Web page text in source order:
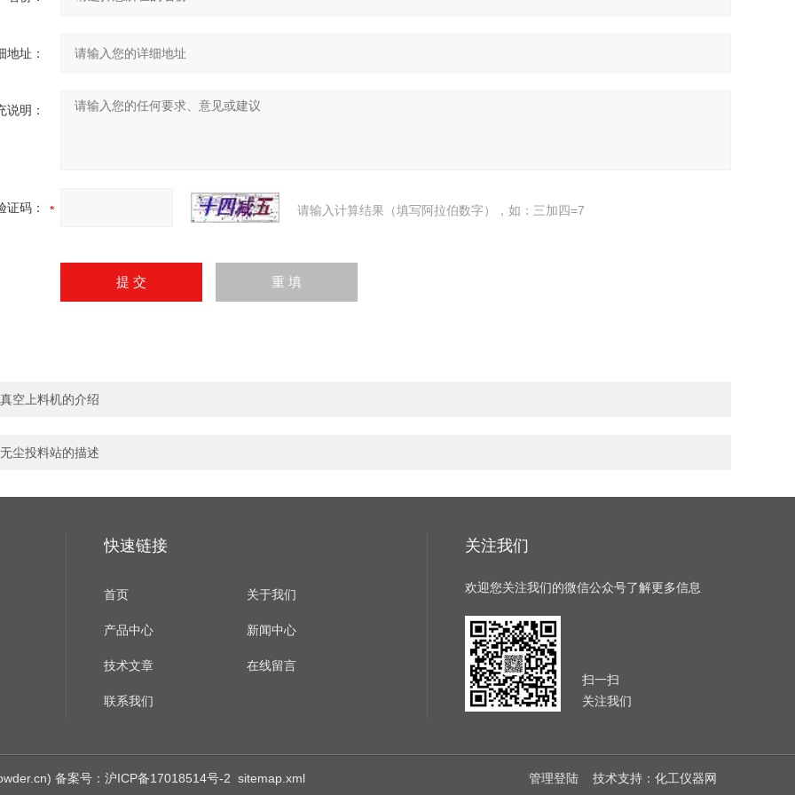
地址：
说明：
证码： 请输入计算结果（填写阿拉伯数字），如：三加四=7
真空上料机的介绍
无尘投料站的描述
快速链接
首页 关于我们
产品中心 新闻中心
技术文章 在线留言
联系我们
关注我们
欢迎您关注我们的微信公众号了解更多信息
扫一扫
关注我们
备案号：沪ICP备17018514号-2 sitemap.xml 管理登陆 技术支持： 化工仪器网